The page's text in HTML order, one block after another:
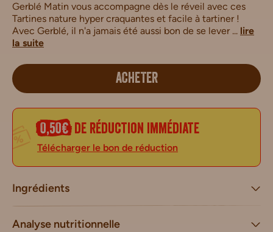
Gerblé Matin vous accompagne dès le réveil avec ces
Tartines nature hyper craquantes et facile à tartiner !
Avec Gerblé, il n'a jamais été aussi bon de se lever ... lire
la suite
ACHETER
0,50€de réduction immédiate
Télécharger le bon de réduction
Ingrédients
Analyse nutritionnelle